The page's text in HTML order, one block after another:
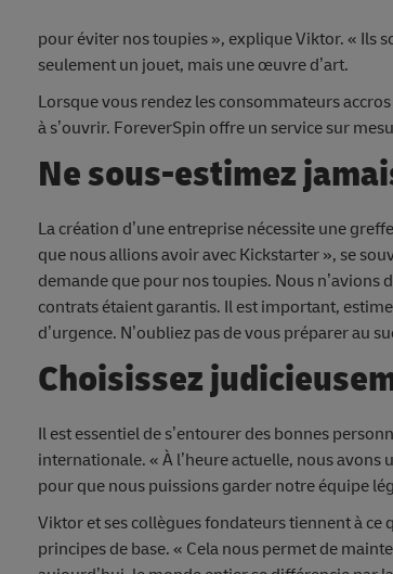
pour éviter nos toupies », explique Viktor. « Ils
seulement un jouet, mais une œuvre d’art.
Lorsque vous rendez les consommateurs
à s’ouvrir. ForeverSpin offre un service sur
Ne sous-estimez
La création d’une entreprise nécessite une
que nous allions avoir avec Kickstarter », se
demande que pour nos toupies. Nous n’avions
contrats étaient garantis. Il est important,
d’urgence. N’oubliez pas de vous préparer au
Choisissez
Il est essentiel de s’entourer des bonnes
internationale. « À l’heure actuelle, nous avons
pour que nous puissions garder notre équipe
Viktor et ses collègues fondateurs tiennent à
principes de base. « Cela nous permet de